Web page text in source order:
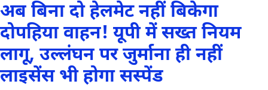
अब बिना दो हेलमेट नहीं बिकेगा
दोपहिया वाहन! यूपी में सख्त नियम
लागू, उल्लंघन पर जुर्माना ही नहीं
लाइसेंस भी होगा सस्पेंड